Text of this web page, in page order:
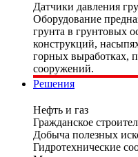
Датчики давления
Оборудование
грунта в грунтовых
конструкций,
горных выработках,
сооружений.
Решения
Нефть и газ
Гражданское
Добыча полезных
Гидротехнические